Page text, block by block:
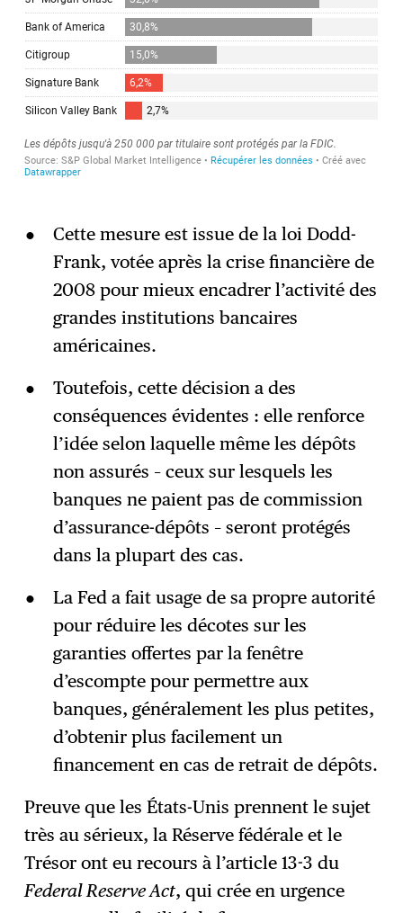
Cette mesure est issue de la loi Dodd-
Frank, votée après la crise financière de
2008 pour mieux encadrer l’activité des
grandes institutions bancaires
américaines.
Toutefois, cette décision a des
conséquences évidentes : elle renforce
l’idée selon laquelle même les dépôts
non assurés – ceux sur lesquels les
banques ne paient pas de commission
d’assurance-dépôts – seront protégés
dans la plupart des cas.
La Fed a fait usage de sa propre autorité
pour réduire les décotes sur les
garanties offertes par la fenêtre
d’escompte pour permettre aux
banques, généralement les plus petites,
d’obtenir plus facilement un
financement en cas de retrait de dépôts.
Preuve que les États-Unis prennent le sujet
très au sérieux, la Réserve fédérale et le
Trésor ont eu recours à l’article 13-3 du
Federal Reserve Act, qui crée en urgence